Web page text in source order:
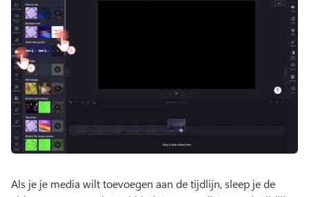
Als je je media wilt toevoegen aan de tijdlijn, sleep je de